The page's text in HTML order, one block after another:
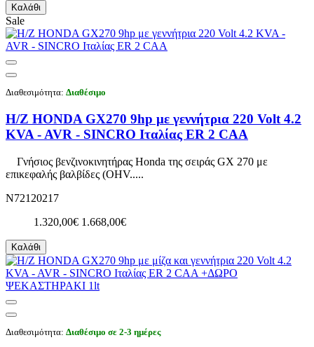
Καλάθι
Sale
Διαθεσιμότητα: Διαθέσιμο
Η/Ζ HONDA GX270 9hp με γεννήτρια 220 Volt 4.2
KVA - AVR - SINCRO Ιταλίας ER 2 CAA
Γνήσιος βενζινοκινητήρας Honda της σειράς GX 270 με
επικεφαλής βαλβίδες (OHV.....
N72120217
1.320,00€ 1.668,00€
Καλάθι
Διαθεσιμότητα: Διαθέσιμο σε 2-3 ημέρες